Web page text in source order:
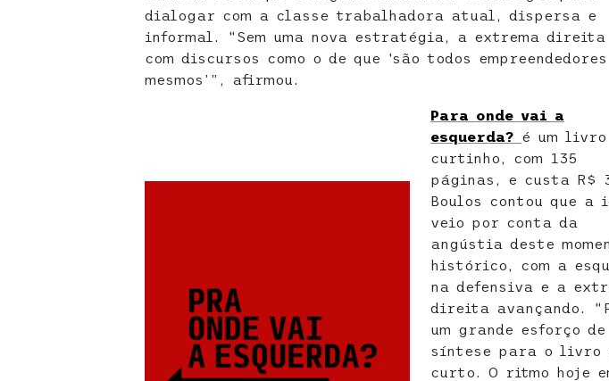
dialogar com a classe trabalhadora atual, dispersa e
informal. “Sem uma nova estratégia, a extrema direita
com discursos como o de que ‘são todos
mesmos’”, afirmou.
Para onde vai a
esquerda? é um livro
curtinho, com 135
páginas, e custa R$
Boulos contou que a
veio por conta da
angústia deste
histórico, com a
na defensiva e a
direita avançando.
um grande esforço de
síntese para o livro
curto. O ritmo hoje